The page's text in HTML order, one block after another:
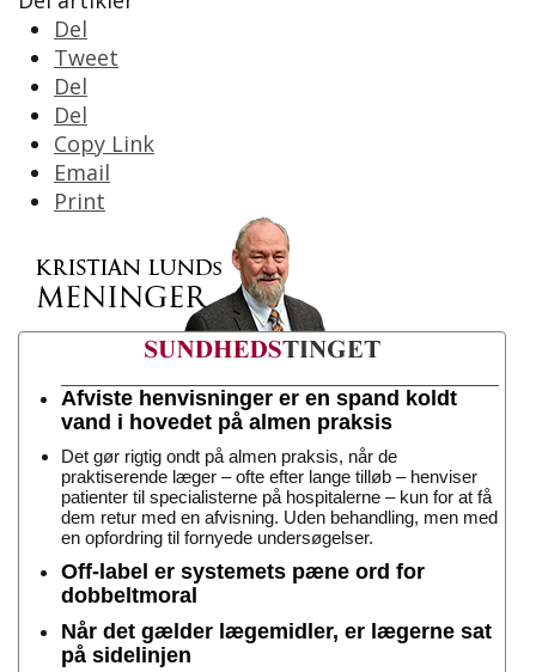
Del
Tweet
Del
Del
Copy Link
Email
Print
Afviste henvisninger er en spand koldt
vand i hovedet på almen praksis
Det gør rigtig ondt på almen praksis, når de
praktiserende læger – ofte efter lange tilløb – henviser
patienter til specialisterne på hospitalerne – kun for at få
dem retur med en afvisning. Uden behandling, men med
en opfordring til fornyede undersøgelser.
Off-label er systemets pæne ord for
dobbeltmoral
Når det gælder lægemidler, er lægerne sat
på sidelinjen